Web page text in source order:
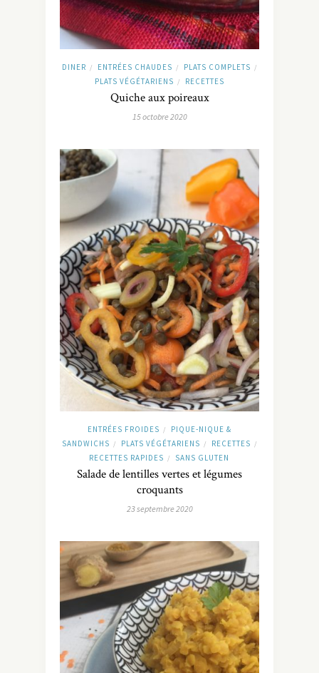
DINER / ENTRÉES CHAUDES / PLATS COMPLETS /
PLATS VÉGÉTARIENS / RECETTES
Quiche aux poireaux
15 octobre 2020
ENTRÉES FROIDES /
PIQUE-NIQUE &
SANDWICHS / PLATS VÉGÉTARIENS / RECETTES /
RECETTES RAPIDES / SANS GLUTEN
Salade de lentilles vertes et légumes
croquants
23 septembre 2020